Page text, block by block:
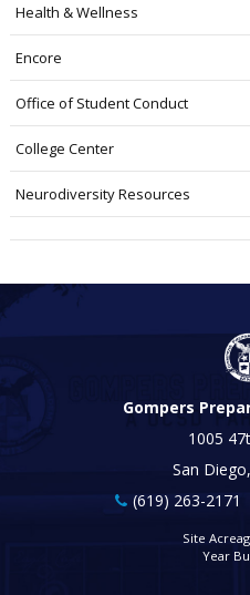
Health & Wellness
Encore
Office of Student Conduct
College Center
Neurodiversity Resources
Gompers
1005
San
(619) 263-2171
Site
Year